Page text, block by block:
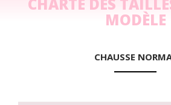
MODÈLE
CHAUSSE